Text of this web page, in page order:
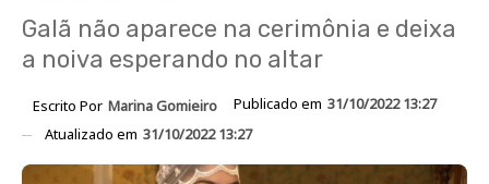
Galã não aparece na cerimônia e deixa
a noiva esperando no altar
Escrito Por Marina Gomieiro Publicado em 31/10/2022 13:27
Atualizado em 31/10/2022 13:27